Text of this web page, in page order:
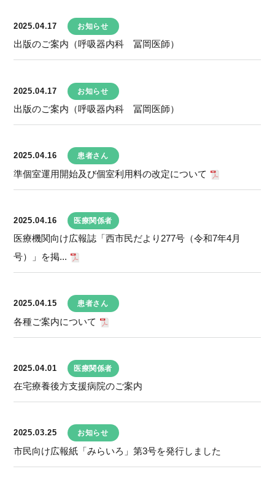
2025.04.17 お知らせ
出版のご案内（呼吸器内科 冨岡医師）
2025.04.17 お知らせ
出版のご案内（呼吸器内科 冨岡医師）
2025.04.16 患者さん
準個室運用開始及び個室利用料の改定について
2025.04.16 医療関係者
医療機関向け広報誌「西市民だより277号（令和7年4月
号）」を掲...
2025.04.15 患者さん
各種ご案内について
2025.04.01 医療関係者
在宅療養後方支援病院のご案内
2025.03.25 お知らせ
市民向け広報紙「みらいろ」第3号を発行しました